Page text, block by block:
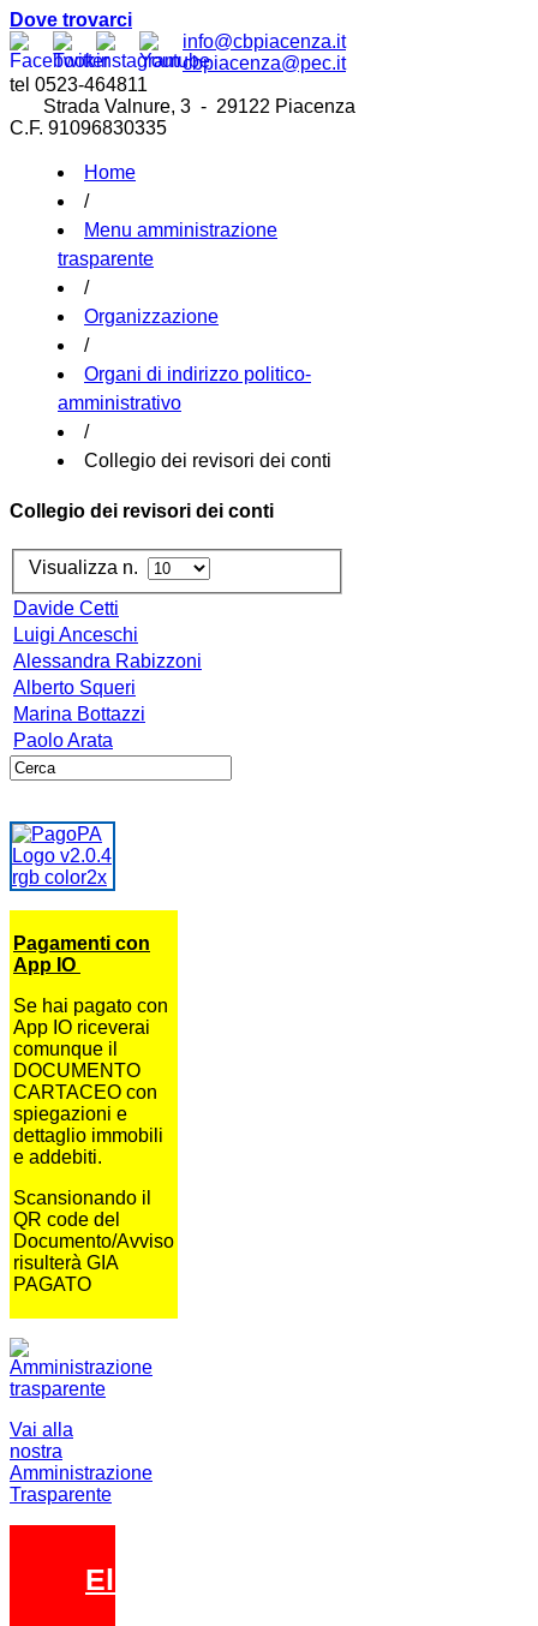
Dove trovarci
info@cbpiacenza.it
cbpiacenza@pec.it
tel 0523-464811
Strada Valnure, 3 - 29122 Piacenza
C.F. 91096830335
Home
/
Menu amministrazione
trasparente
/
Organizzazione
/
Organi di indirizzo politico-
amministrativo
/
Collegio dei revisori dei conti
Collegio dei revisori dei conti
Visualizza n.
Davide Cetti
Luigi Anceschi
Alessandra Rabizzoni
Alberto Squeri
Marina Bottazzi
Paolo Arata
Pagamenti con
App IO
Se hai pagato con
App IO riceverai
comunque il
DOCUMENTO
CARTACEO con
spiegazioni e
dettaglio immobili
e addebiti.
Scansionando il
QR code del
Documento/Avviso
risulterà GIA
PAGATO
Vai alla
nostra
Amministrazione
Trasparente
Elezioni 2026